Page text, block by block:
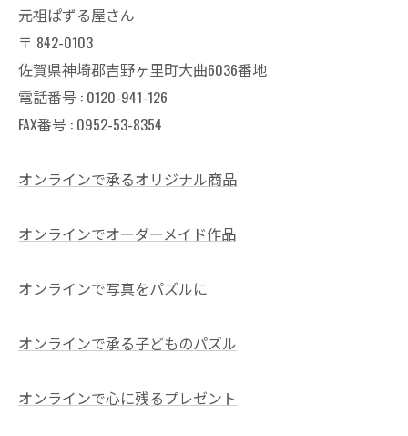
元祖ぱずる屋さん
〒 842-0103
佐賀県神埼郡吉野ヶ里町大曲6036番地
電話番号 : 0120-941-126
FAX番号 : 0952-53-8354
オンラインで承るオリジナル商品
オンラインでオーダーメイド作品
オンラインで写真をパズルに
オンラインで承る子どものパズル
オンラインで心に残るプレゼント